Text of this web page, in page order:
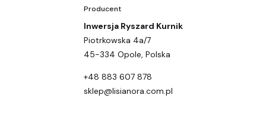
Producent
Inwersja Ryszard Kurnik
Piotrkowska 4a/7
45-334 Opole, Polska
+48 883 607 878
sklep@lisianora.com.pl